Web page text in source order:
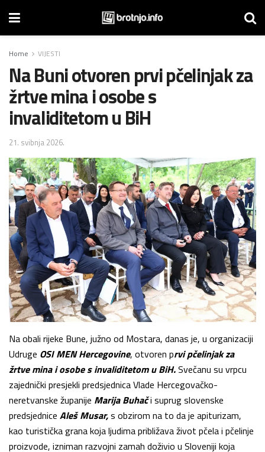
Home VIJESTI
Na Buni otvoren prvi pčelinjak za
žrtve mina i osobe s
invaliditetom u BiH
21. svibnja 2026.
Na obali rijeke Bune, južno od Mostara, danas je, u organizaciji
Udruge OSI MEN Hercegovine, otvoren prvi pčelinjak za
žrtve mina i osobe s invaliditetom u BiH.Svečanu su vrpcu
zajednički presjekli predsjednica Vlade Hercegovačko-
neretvanske županije Marija Buhači suprug slovenske
predsjednice Aleš Musar,s obzirom na to da je apiturizam,
kao turistička grana koja ljudima približava život pčela i pčelinje
proizvode, izniman razvojni zamah doživio u Sloveniji koja